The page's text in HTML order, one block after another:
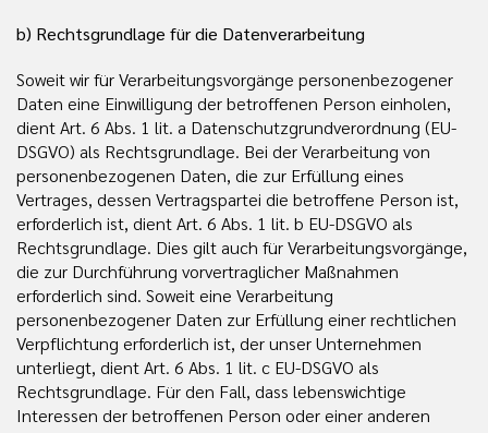
b) Rechtsgrundlage für die Datenverarbeitung
Soweit wir für Verarbeitungsvorgänge personenbezogener
Daten eine Einwilligung der betroffenen Person einholen,
dient Art. 6 Abs. 1 lit. a Datenschutzgrundverordnung (EU-
DSGVO) als Rechtsgrundlage. Bei der Verarbeitung von
personenbezogenen Daten, die zur Erfüllung eines
Vertrages, dessen Vertragspartei die betroffene Person ist,
erforderlich ist, dient Art. 6 Abs. 1 lit. b EU-DSGVO als
Rechtsgrundlage. Dies gilt auch für Verarbeitungsvorgänge,
die zur Durchführung vorvertraglicher Maßnahmen
erforderlich sind. Soweit eine Verarbeitung
personenbezogener Daten zur Erfüllung einer rechtlichen
Verpflichtung erforderlich ist, der unser Unternehmen
unterliegt, dient Art. 6 Abs. 1 lit. c EU-DSGVO als
Rechtsgrundlage. Für den Fall, dass lebenswichtige
Interessen der betroffenen Person oder einer anderen